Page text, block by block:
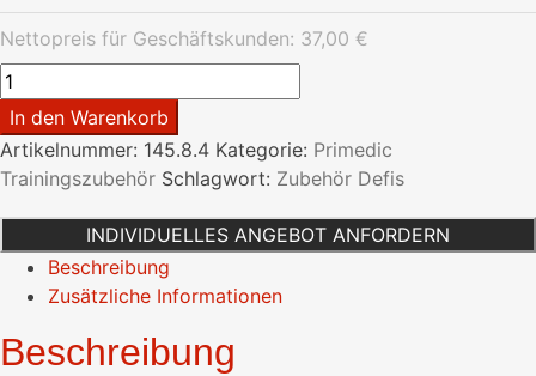
Nettopreis für Geschäftskunden: 37,00 €
SavePads
-
Trainer-
Elektroden
wiederverwendbar
(1
Paar)
Menge
In den Warenkorb
Artikelnummer: 145.8.4 Kategorie: Primedic
Trainingszubehör Schlagwort: Zubehör Defis
INDIVIDUELLES ANGEBOT ANFORDERN
Beschreibung
Zusätzliche Informationen
Beschreibung